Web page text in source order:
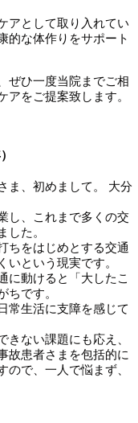
アとして取り入れてい
的な体作りをサポート
ぜひ一度当院までご相
をご提案致します。
ま、初めまして。 大分
し、これまで多くの交
た。
ちをはじめとする交通
という現実です。
に動けると「大したこ
ちです。
常生活に支障を感じて
ない課題にも応え、
故患者さまを包括的に
で、一人で悩まず、